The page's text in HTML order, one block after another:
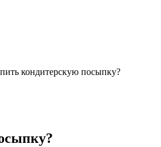
кондитерскую посыпку?